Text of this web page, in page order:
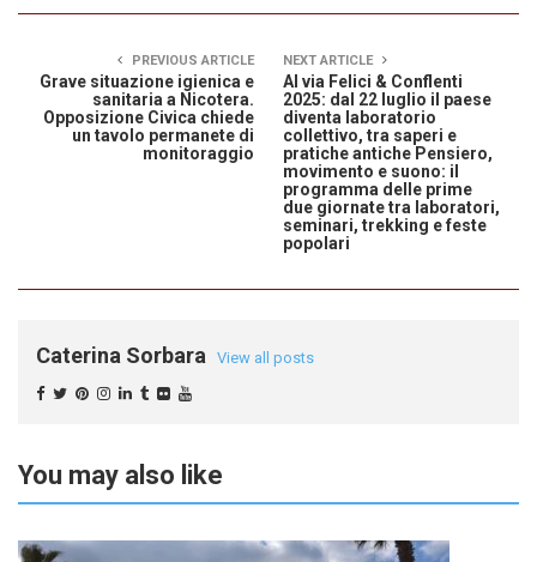
PREVIOUS ARTICLE
Grave situazione igienica e
sanitaria a Nicotera.
Opposizione Civica chiede
un tavolo permanete di
monitoraggio
NEXT ARTICLE
Al via Felici & Conflenti
2025: dal 22 luglio il paese
diventa laboratorio
collettivo, tra saperi e
pratiche antiche Pensiero,
movimento e suono: il
programma delle prime
due giornate tra laboratori,
seminari, trekking e feste
popolari
Caterina Sorbara View all posts
You may also like